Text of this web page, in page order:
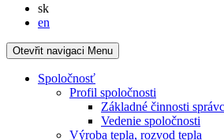
skSlovensky
en
Otevřit navigaci Menu
Spoločnosť
Profil spoločnosti
Základné činnosti
Vedenie spoločnosti
Výroba tepla, rozvod tepla